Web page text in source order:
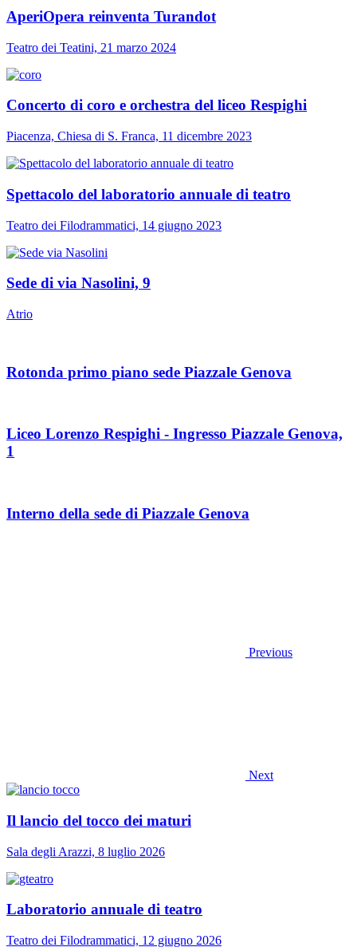
AperiOpera reinventa Turandot
Teatro dei Teatini, 21 marzo 2024
Concerto di coro e orchestra del liceo Respighi
Piacenza, Chiesa di S. Franca, 11 dicembre 2023
Spettacolo del laboratorio annuale di teatro
Teatro dei Filodrammatici, 14 giugno 2023
Sede di via Nasolini, 9
Atrio
Rotonda primo piano sede Piazzale Genova
Liceo Lorenzo Respighi - Ingresso Piazzale Genova,
1
Interno della sede di Piazzale Genova
Previous
Next
Il lancio del tocco dei maturi
Sala degli Arazzi, 8 luglio 2026
Laboratorio annuale di teatro
Teatro dei Filodrammatici, 12 giugno 2026